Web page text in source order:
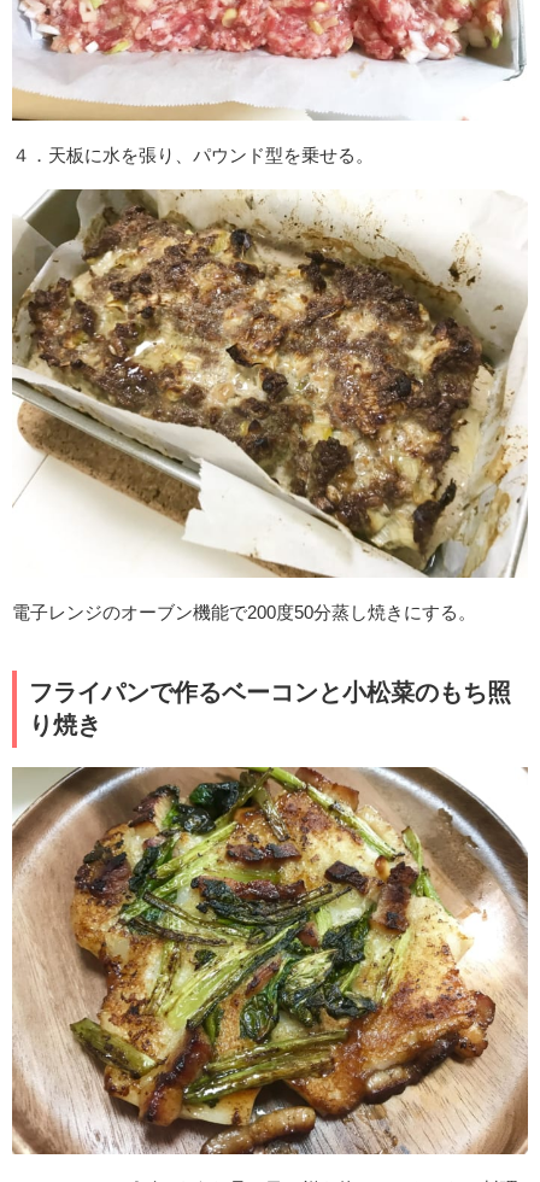
４．天板に水を張り、パウンド型を乗せる。
電子レンジのオーブン機能で200度50分蒸し焼きにする。
フライパンで作るベーコンと小松菜のもち照
り焼き